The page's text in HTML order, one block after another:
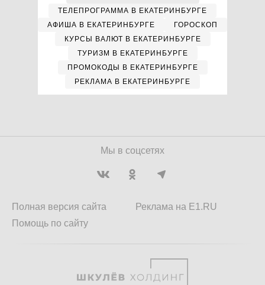
ТЕЛЕПРОГРАММА В ЕКАТЕРИНБУРГЕ
АФИША В ЕКАТЕРИНБУРГЕ
ГОРОСКОП
КУРСЫ ВАЛЮТ В ЕКАТЕРИНБУРГЕ
ТУРИЗМ В ЕКАТЕРИНБУРГЕ
ПРОМОКОДЫ В ЕКАТЕРИНБУРГЕ
РЕКЛАМА В ЕКАТЕРИНБУРГЕ
Мы в соцсетях
Полная версия сайта
Помощь по сайту
Реклама на E1.RU